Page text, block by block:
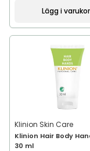
Lägg i
Klinion Skin Care
Klinion Hair Body
30 ml